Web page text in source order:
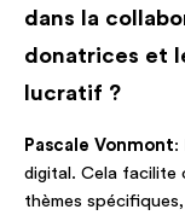
dans la
donatrices et
lucratif ?
Pascale Vonmont:
digital. Cela facilite
thèmes